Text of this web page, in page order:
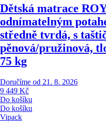
Dětská matrace
odnímatelným
středně tvrdá, s
pěnová/pružinová,
75 kg
Doručíme od 21. 8. 2026
9 449 Kč
Do košíku
Do košíku
Vipack